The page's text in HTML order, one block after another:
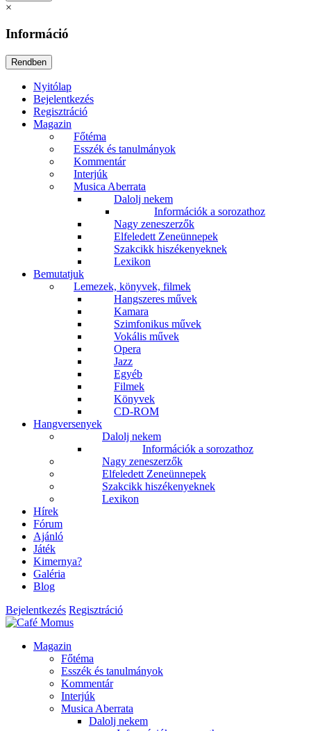
×
Információ
Nyitólap
Bejelentkezés
Regisztráció
Magazin
Főtéma
Esszék és tanulmányok
Kommentár
Interjúk
Musica Aberrata
Dalolj nekem
Információk a sorozathoz
Nagy zeneszerzők
Elfeledett Zeneünnepek
Szakcikk hiszékenyeknek
Lexikon
Bemutatjuk
Lemezek, könyvek, filmek
Hangszeres művek
Kamara
Szimfonikus művek
Vokális művek
Opera
Jazz
Egyéb
Filmek
Könyvek
CD-ROM
Hangversenyek
Dalolj nekem
Információk a sorozathoz
Nagy zeneszerzők
Elfeledett Zeneünnepek
Szakcikk hiszékenyeknek
Lexikon
Hírek
Fórum
Ajánló
Játék
Kimernya?
Galéria
Blog
Bejelentkezés Regisztráció
Magazin
Főtéma
Esszék és tanulmányok
Kommentár
Interjúk
Musica Aberrata
Dalolj nekem